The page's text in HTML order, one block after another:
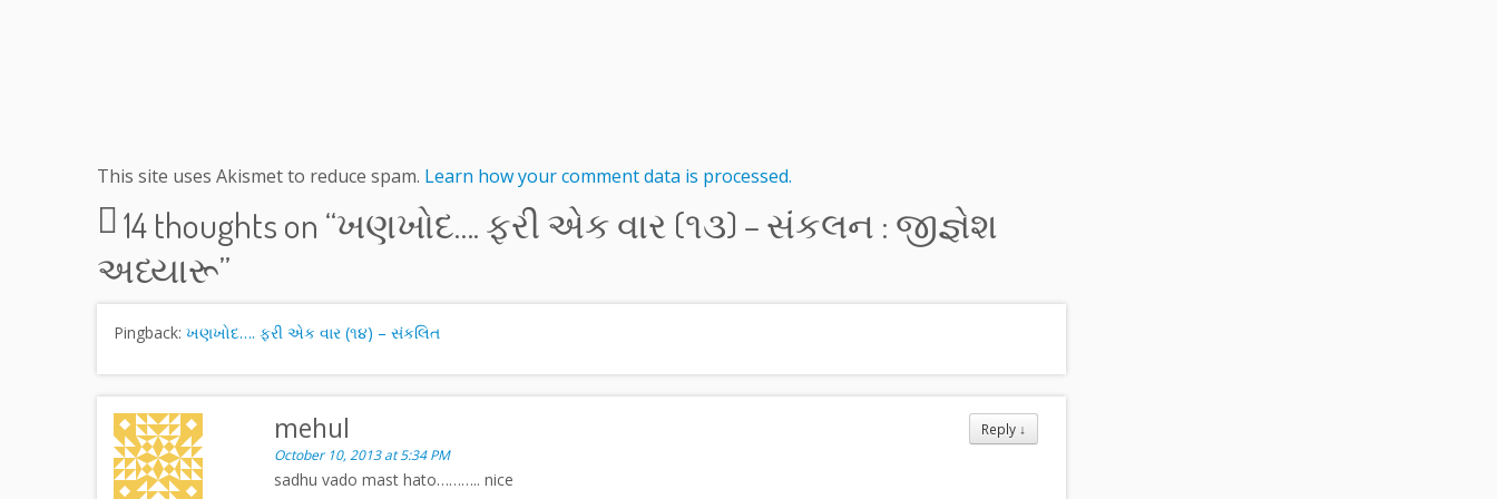
This site uses Akismet to reduce spam. Learn how your comment data is processed.
14 thoughts on “ખણખોદ…. ફરી એક વાર (૧૩) – સંકલન : જીજ્ઞેશ
અધ્યારૂ”
Pingback: ખણખોદ…. ફરી એક વાર (૧૪) – સંકલિત
Reply ↓
mehul
October 10, 2013 at 5:34 PM
sadhu vado mast hato……….. nice